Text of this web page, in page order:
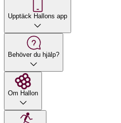
Upptäck Hallons app
Behöver du hjälp?
Om Hallon